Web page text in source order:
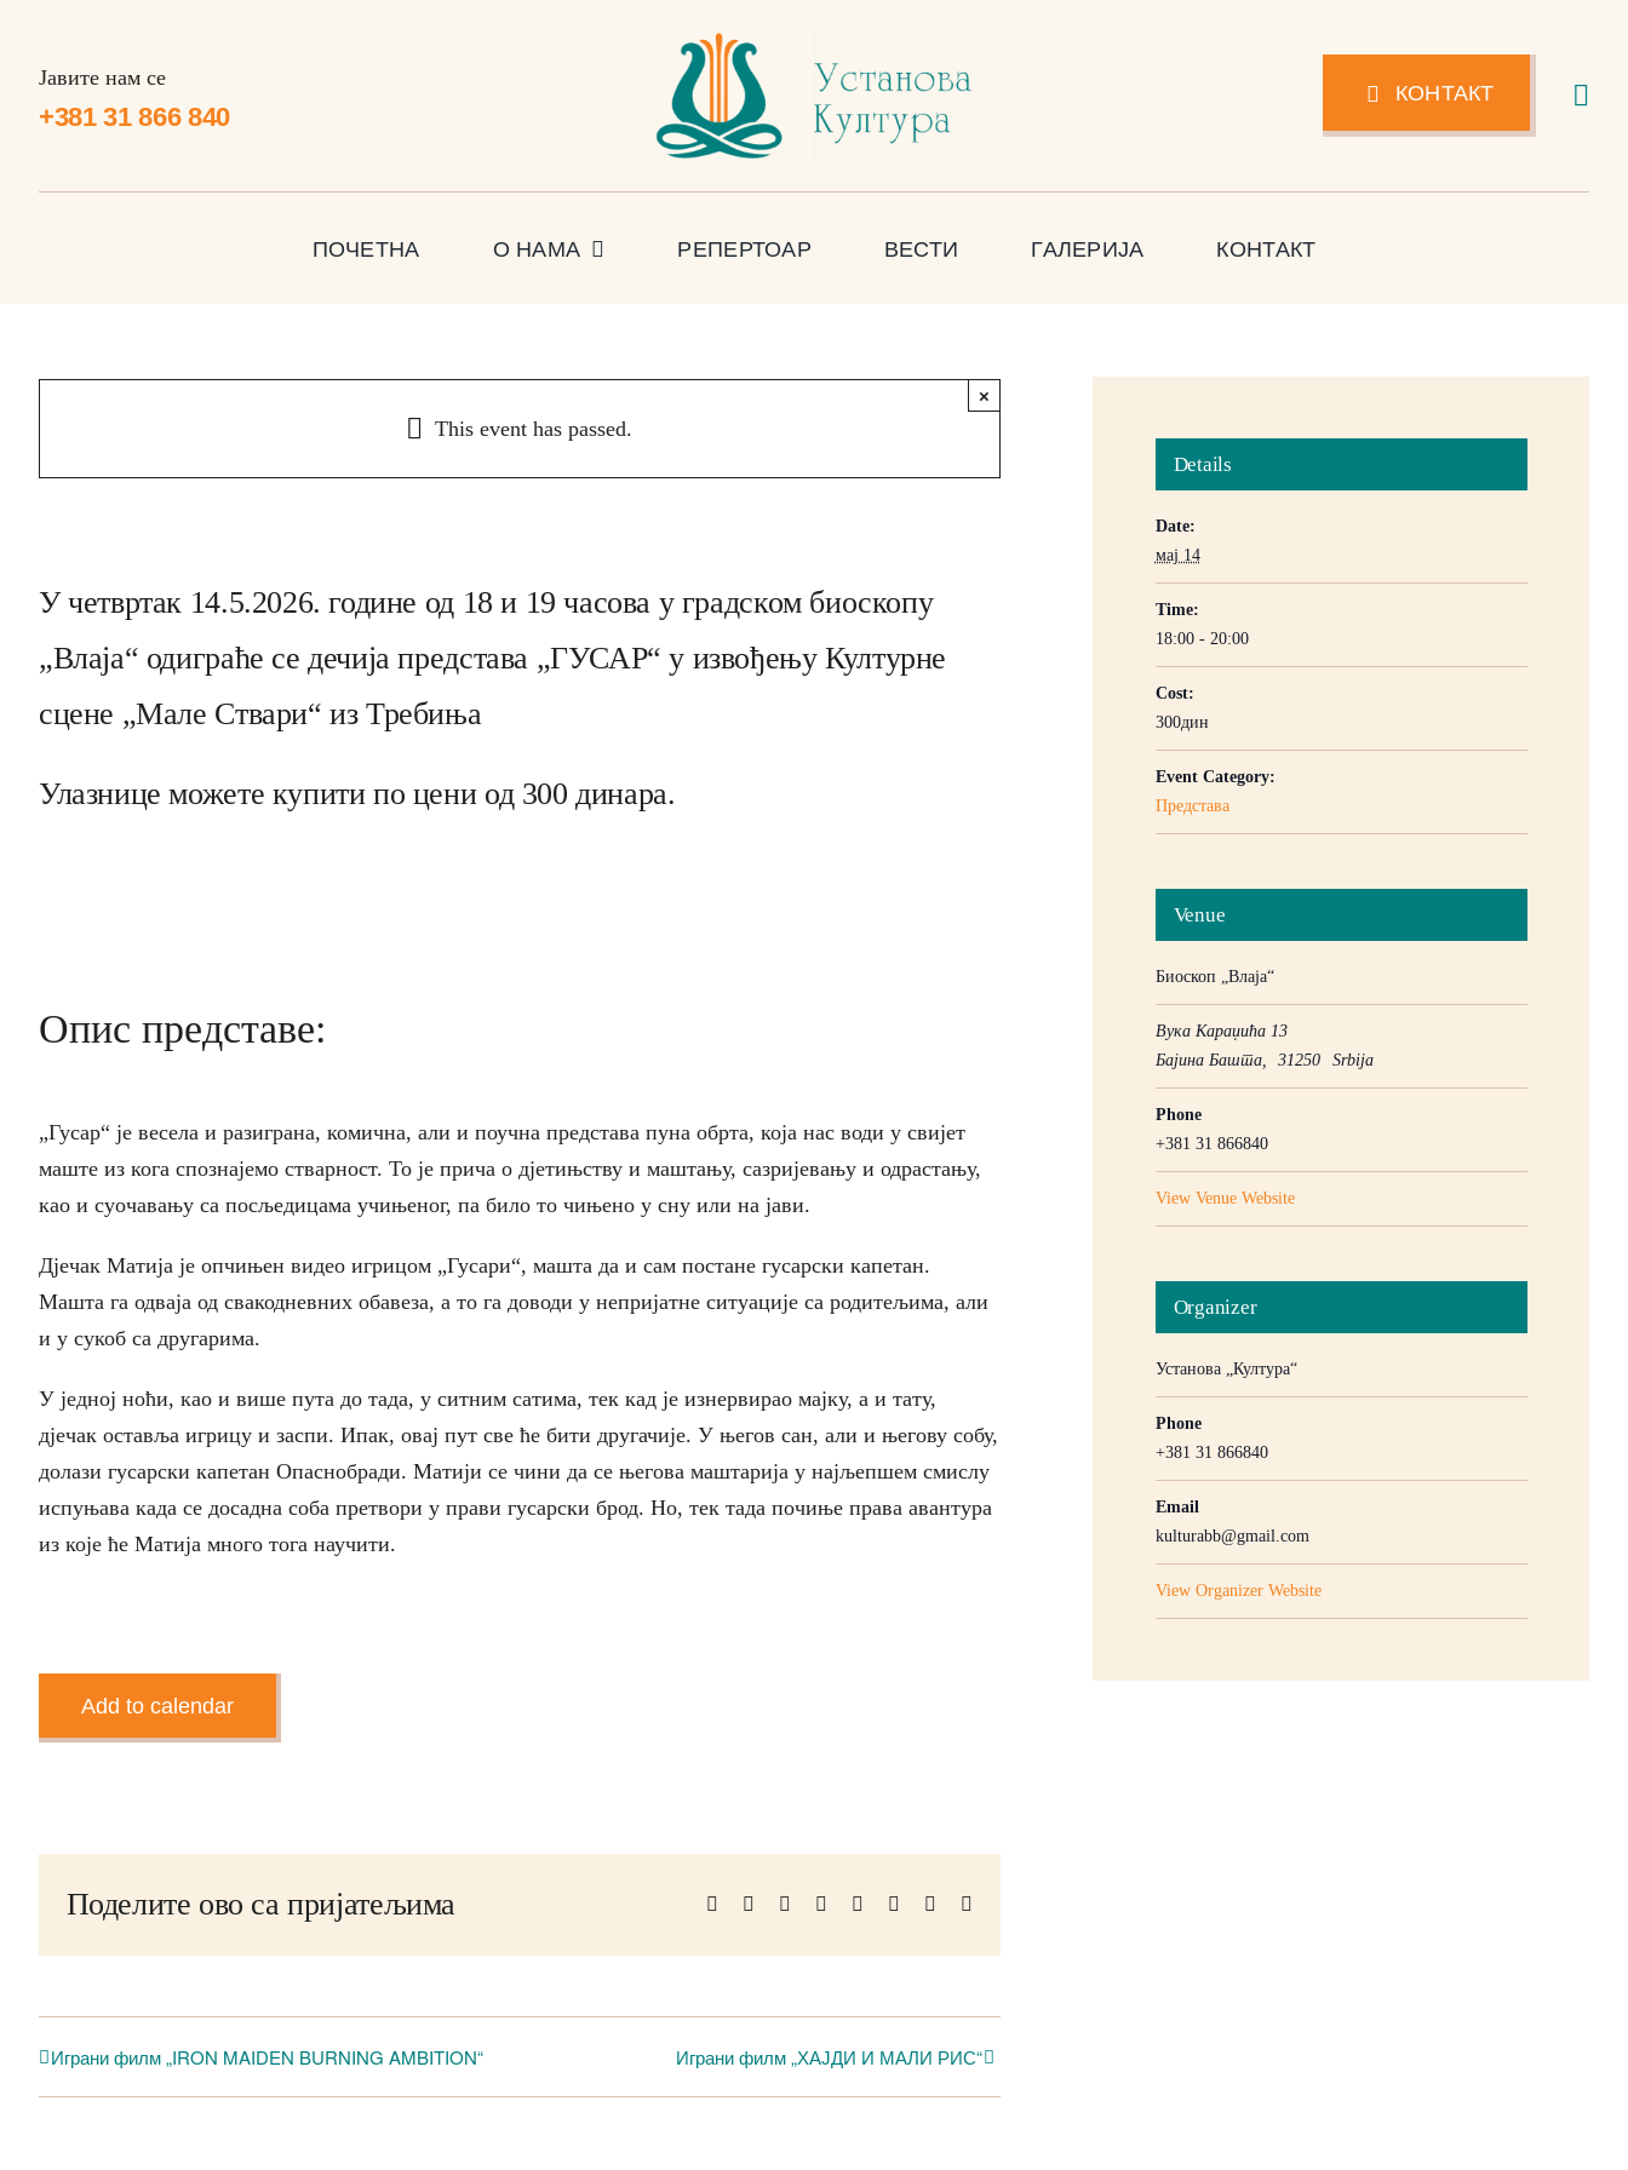
contentЈавите нам се
+381 31 866 840
КОНТАКТ
ПОЧЕТНА О НАМА РЕПЕРТОАР ВЕСТИ ГАЛЕРИЈА КОНТАКТ
This event has passed.
×
„Гусар“
У четвртак 14.5.2026. године од 18 и 19 часова у градском биоскопу
„Влаја“ одиграће се дечија представа „ГУСАР“ у извођењу Културне
сцене „Мале Ствари“ из Требиња
Улазнице можете купити по цени од 300 динара.
Опис представе:
„Гусар“ је весела и разиграна, комична, али и поучна представа пуна обрта, која нас води у свијет
маште из кога спознајемо стварност. То је прича о дјетињству и маштању, сазријевању и одрастању,
као и суочавању са посљедицама учињеног, па било то чињено у сну или на јави.
Дјечак Матија је опчињен видео игрицом „Гусари“, машта да и сам постане гусарски капетан.
Машта га одваја од свакодневних обавеза, а то га доводи у непријатне ситуације са родитељима, али
и у сукоб са другарима.
У једној ноћи, као и више пута до тада, у ситним сатима, тек кад је изнервирао мајку, а и тату,
дјечак оставља игрицу и заспи. Ипак, овај пут све ће бити другачије. У његов сан, али и његову собу,
долази гусарски капетан Опаснобради. Матији се чини да се његова маштарија у најљепшем смислу
испуњава када се досадна соба претвори у прави гусарски брод. Но, тек тада почиње права авантура
из које ће Матија много тога научити.
Add to calendar
Поделите ово са пријатељима Facebook
TwitterReddit LinkedInWhatsAppTelegramPinterest
Играни филм „IRON MAIDEN BURNING AMBITION“ Играни филм „ХАЈДИ И МАЛИ РИС“
Details
Date:
мај 14
Time:
18:00 - 20:00
Cost:
300дин
Event Category:
Представа
Venue
Биоскоп „Влаја“
Вука Караџића 13
Бајина Башта, 31250 Srbija
Phone
+381 31 866840
View Venue Website
Organizer
Установа „Култура“
Phone
+381 31 866840
Email
kulturabb@gmail.com
View Organizer Website